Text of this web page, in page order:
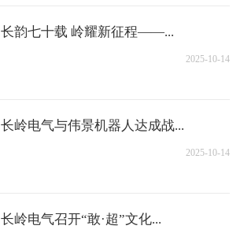
长韵七十载 岭耀新征程——...
2025-10-14
长岭电气与伟景机器人达成战...
2025-10-14
长岭电气召开“敢·超”文化...